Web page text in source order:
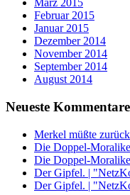
März 2015
Februar 2015
Januar 2015
Dezember 2014
November 2014
September 2014
August 2014
Neueste Kommentare
Merkel müßte
Die Doppel-
Die Doppel-
Der Gipfel. |
Der Gipfel. |